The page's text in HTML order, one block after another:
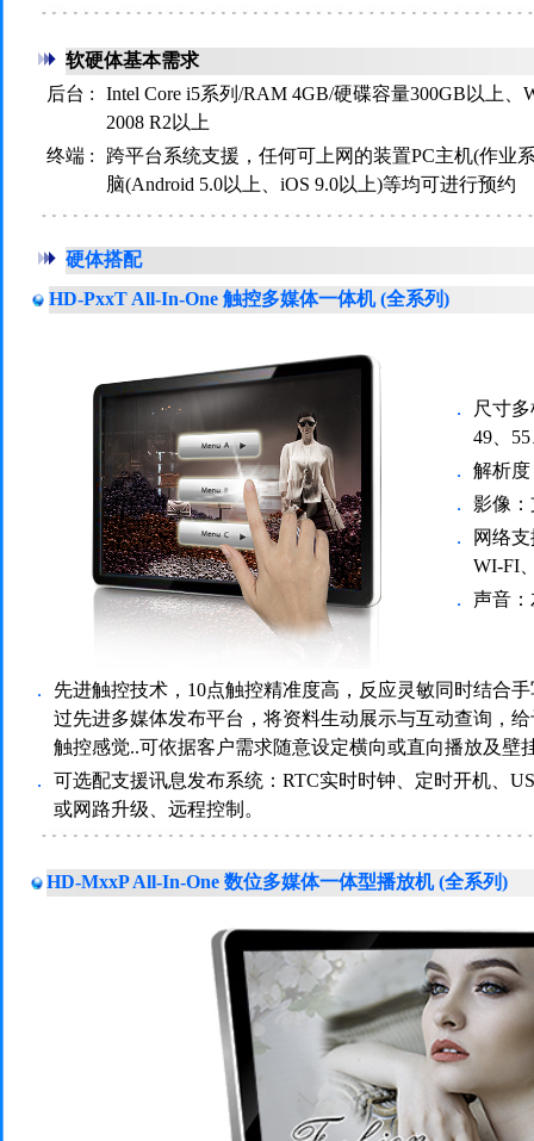
软硬体基本需求
后台 :
Intel Core i5系列/RAM 4GB/硬碟容量300GB以上、
2008 R2以上
终端 :
跨平台系统支援，任何可上网的装置PC主机(作业
脑(Android 5.0以上、iOS 9.0以上)等均可进行预约
硬体搭配
HD-PxxT All-In-One 触控多媒体一体机 (全系列)
．
尺寸
49、
．
解析度
．
影像
．
网络
WI-FI
．
声音
．
先进触控技术，10点触控精准度高，反应灵敏同时结合
过先进多媒体发布平台，将资料生动展示与互动查询，
触控感觉..可依据客户需求随意设定横向或直向播放及壁
．
可选配支援讯息发布系统：RTC实时时钟、定时开机、
或网路升级、远程控制。
HD-MxxP All-In-One 数位多媒体一体型播放机 (全系列)